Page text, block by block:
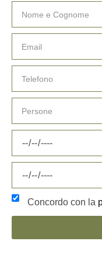
Concordo con la